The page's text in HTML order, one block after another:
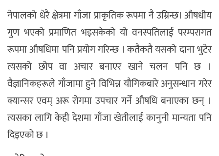
नेपालको धेरै क्षेत्रमा गाँजा प्राकृतिक रूपमा नै उम्रिन्छ। औषधीय
गुण भएको प्रमाणित भइसकेको यो वनस्पतिलाई परम्परागत
रूपमा औषधिमा पनि प्रयोग गरिन्छ । कतैकतै यसको दाना भुटेर
त्यसको छोप वा अचार बनाएर खाने चलन पनि छ ।
वैज्ञानिकहरूले गाँजामा हुने विभिन्न यौगिकबारे अनुसन्धान गरेर
क्यान्सर एवम् अरू रोगमा उपचार गर्ने औषधि बनाएका छन् ।
त्यसका लागि केही देशमा गाँजा खेतीलाई कानुनी मान्यता पनि
दिइएको छ ।